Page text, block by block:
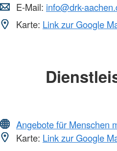
E-Mail: info@drk-
Karte: Link zur Google
Angebote für Menschen
Karte: Link zur Google